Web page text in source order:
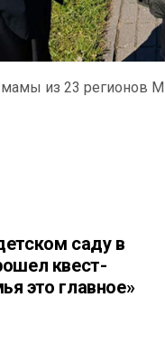
из 23 регионов
саду в
квест-
это главное»